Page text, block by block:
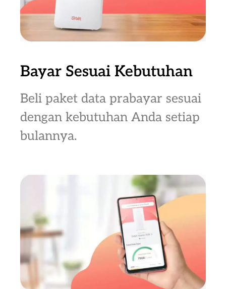
Bayar Sesuai Kebutuhan
Beli paket data prabayar sesuai
dengan kebutuhan Anda setiap
bulannya.